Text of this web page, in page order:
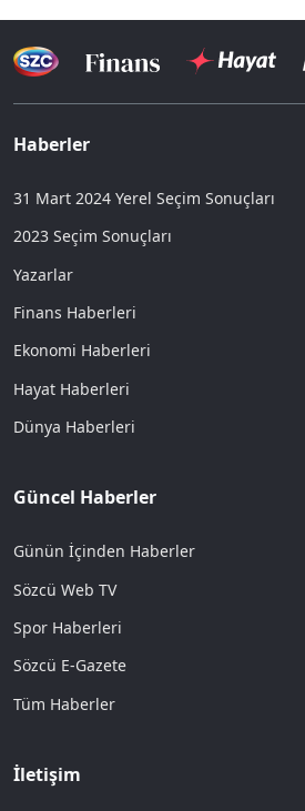
Haberler
31 Mart 2024 Yerel Seçim Sonuçları
2023 Seçim Sonuçları
Yazarlar
Finans Haberleri
Ekonomi Haberleri
Hayat Haberleri
Dünya Haberleri
Güncel Haberler
Günün İçinden Haberler
Sözcü Web TV
Spor Haberleri
Sözcü E-Gazete
Tüm Haberler
İletişim